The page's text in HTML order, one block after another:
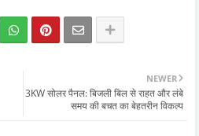
NEWER
3KW सोलर पैनल: बिजली बिल से राहत और लंबे
समय की बचत का बेहतरीन विकल्प